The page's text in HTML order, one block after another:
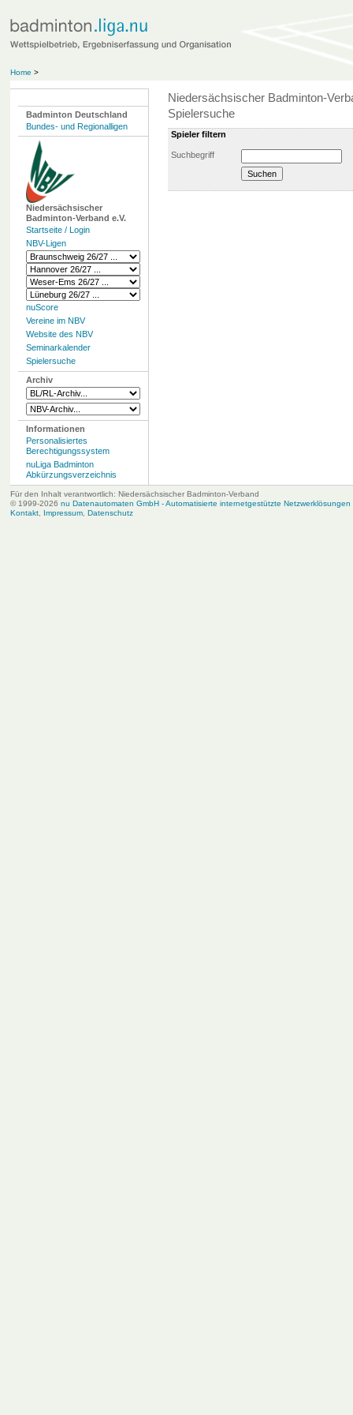
Home >
Badminton Deutschland
Bundes- und Regionalligen
Niedersächsischer
Badminton-Verband e.V.
Startseite / Login
NBV-Ligen
nuScore
Vereine im NBV
Website des NBV
Seminarkalender
Spielersuche
Archiv
Informationen
Personalisiertes
Berechtigungssystem
nuLiga Badminton
Abkürzungsverzeichnis
Niedersächsischer Badminton-
Spielersuche
Spieler filtern
Suchbegriff
Für den Inhalt verantwortlich: Niedersächsischer Badminton-Verband
© 1999-2026 nu Datenautomaten GmbH - Automatisierte internetgestützte Netzwerklösungen
Kontakt, Impressum, Datenschutz